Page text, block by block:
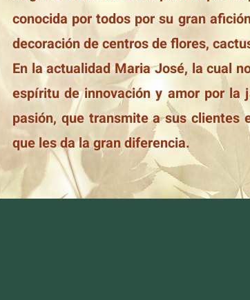
conocida por todos por su gran
decoración de centros de flores,
En la actualidad Maria José, la cual
espíritu de innovación y amor por la
pasión, que transmite a sus clientes
que les da la gran diferencia.